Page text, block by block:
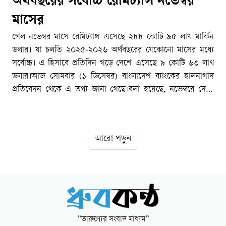
মাসের
গেল নভেম্বর মাসে রেমিট্যান্স এসেছে ২৮৮ কোটি ৯৫ লাখ মার্কিন
ডলার। যা চলতি ২০২৫-২০২৬ অর্থবছরের যেকোনো মাসের মধ্যে
সর্বোচ্চ। এ হিসাবে প্রতিদিন গড়ে দেশে এসেছে ৯ কোটি ৬৩ লাখ
ডলার।আজ সোমবার (১ ডিসেম্বর) বাংলাদেশ ব্যাংকের হালনাগাদ
প্রতিবেদন থেকে এ তথ্য জানা গেছে।বলা হয়েছে, নভেম্বরে দেশে
৮৯ লাখ ৫০ হাজার ডলার, বেসরকারি ব্যাংকের মাধ্যমে ১৯৯ কোটি
কোটি ৪৫ লাখ ৩০ হাজার ডলার। নভেম্বরের ১৬ থেকে ২২ তারিখ
পর্যন্ত দেশে এসেছে ৬১ কোটি ২২ লাখ ৭০ হাজার ডলার। ৯ থেকে
১৫ নভেম্বর দেশে রেমিট্যান্স এসেছে ৭৬ কোটি ৮৪ লাখ ৮০ হাজার
আরো পড়ুন
“তারুণ্যের সংবাদ মাধ্যম”